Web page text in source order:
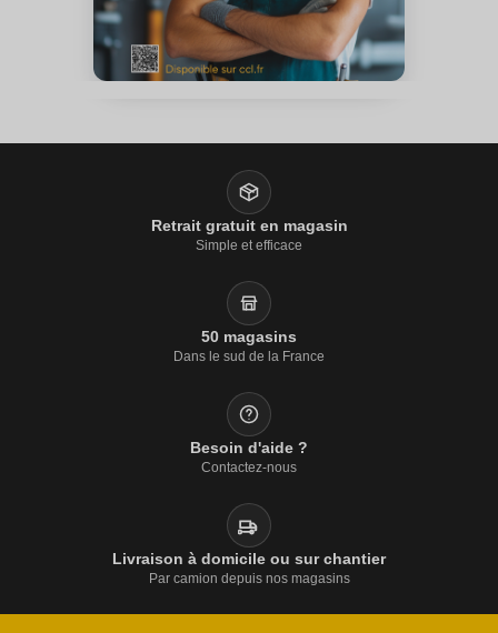
Retrait gratuit en magasin
Simple et efficace
50 magasins
Dans le sud de la France
Besoin d'aide ?
Contactez-nous
Livraison à domicile ou sur chantier
Par camion depuis nos magasins